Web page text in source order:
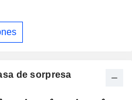
de sorpresa